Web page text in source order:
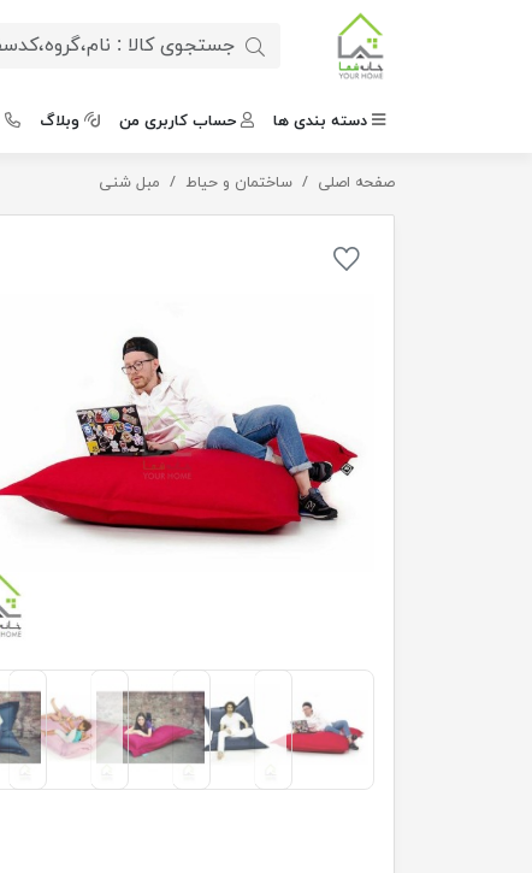
دسته بندی ها حساب کاربری من وبلاگ
صفحه اصلی ساختمان و حیاط مبل شنی هپی بد